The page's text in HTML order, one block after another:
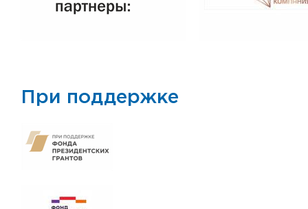
При поддержке